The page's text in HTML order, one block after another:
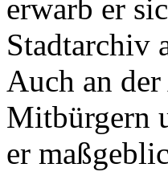
erwarb er
Stadtarchiv
Auch an
Mitbürgern
er